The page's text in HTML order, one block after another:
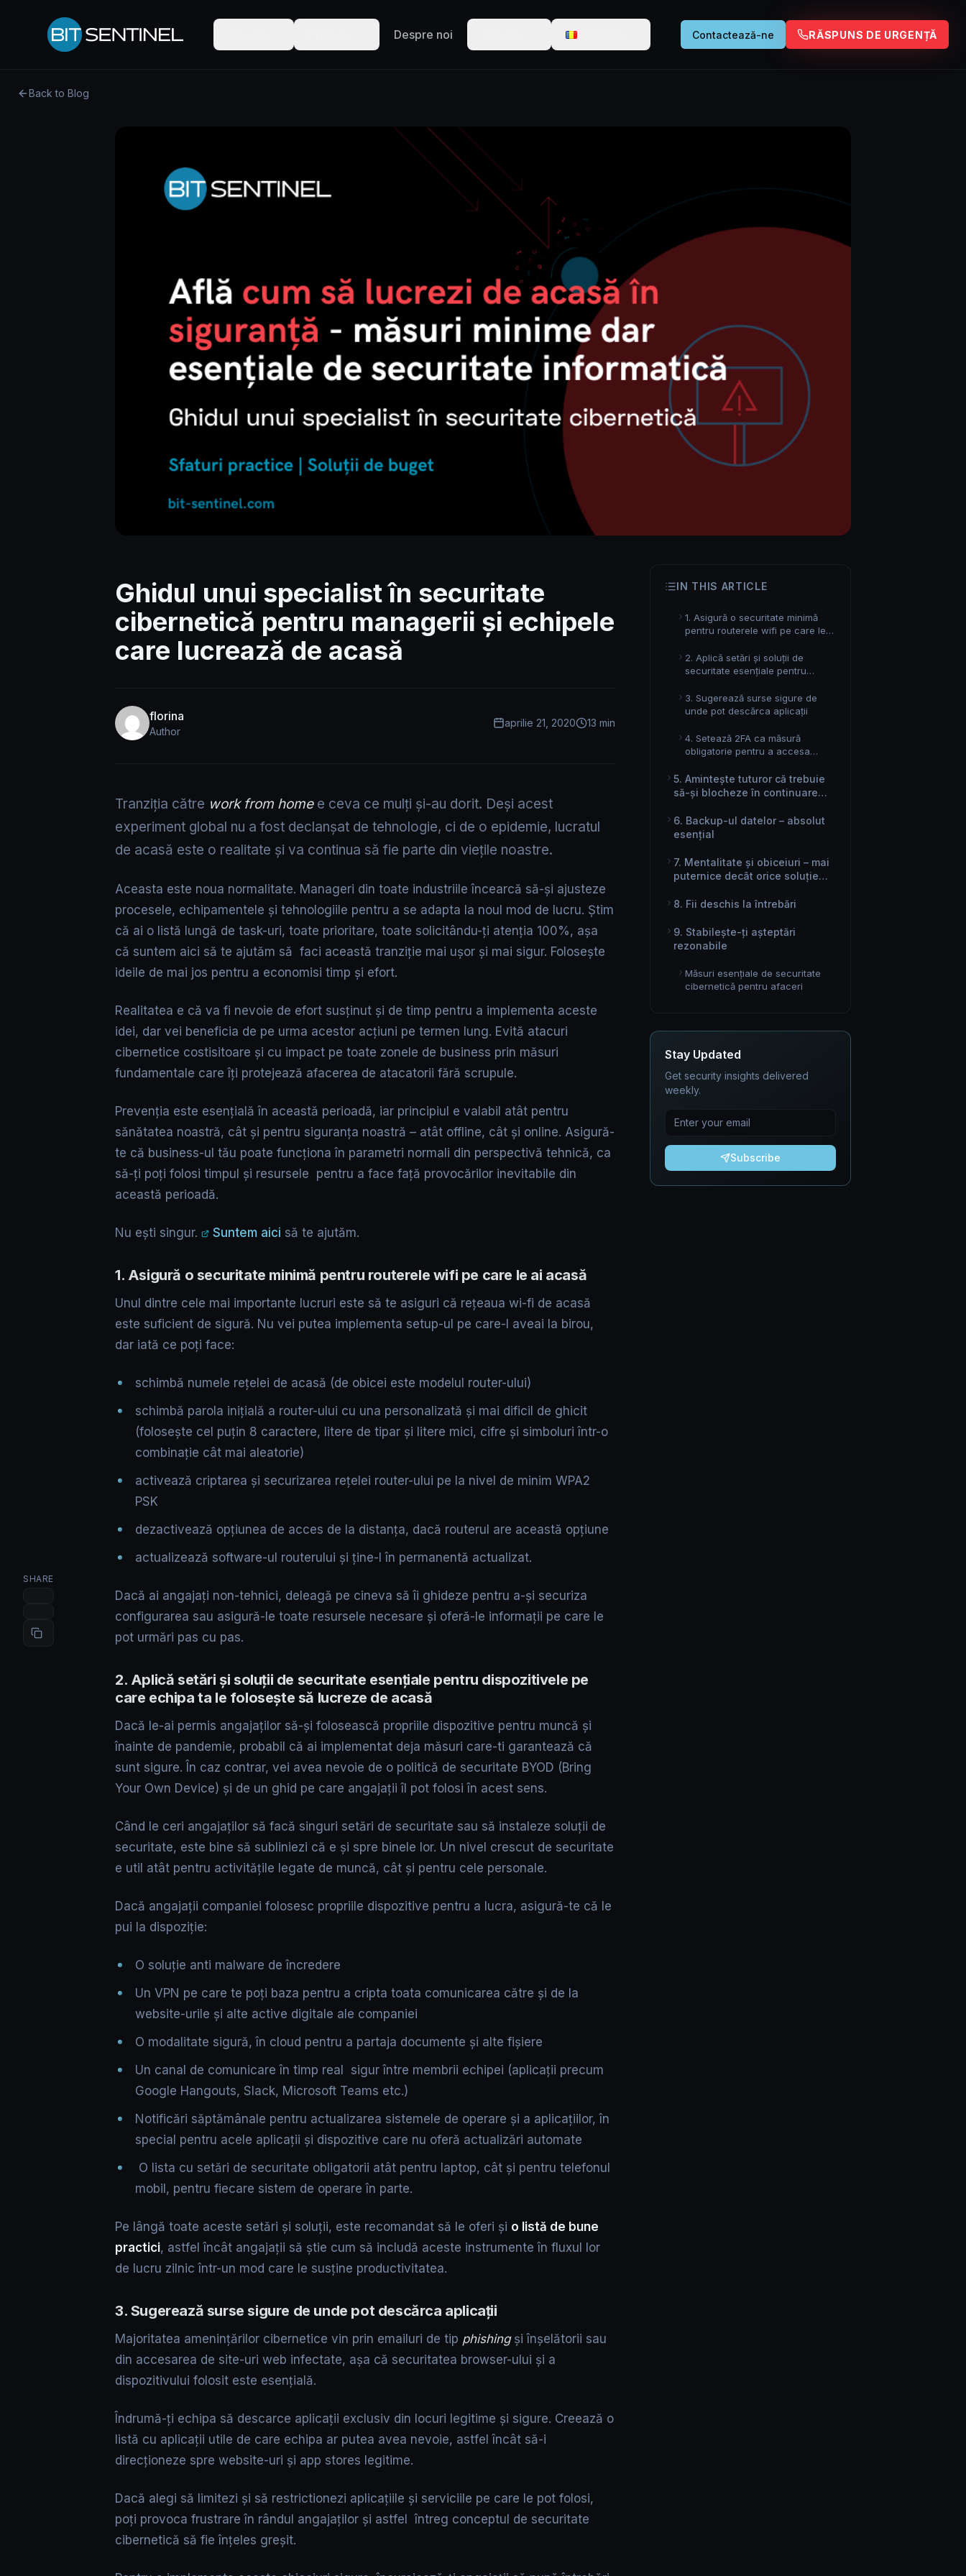
Despre noi Contactează-ne RĂSPUNS DE URGENȚĂ
Back to Blog
Ghidul unui specialist în securitate
cibernetică pentru managerii și echipele
care lucrează de acasă
florina
Author
aprilie 21, 2020 13 min
SHARE
Tranziția către work from homee ceva ce mulți și-au dorit. Deși acest
experiment global nu a fost declanșat de tehnologie, ci de o epidemie, lucratul
de acasă este o realitate și va continua să fie parte din viețile noastre.
Aceasta este noua normalitate. Manageri din toate industriile încearcă să-și ajusteze
procesele, echipamentele și tehnologiile pentru a se adapta la noul mod de lucru. Știm
că ai o listă lungă de task-uri, toate prioritare, toate solicitându-ți atenția 100%, așa
că suntem aici să te ajutăm să faci această tranziție mai ușor și mai sigur. Folosește
ideile de mai jos pentru a economisi timp și efort.
Realitatea e că va fi nevoie de efort susținut și de timp pentru a implementa aceste
idei, dar vei beneficia de pe urma acestor acțiuni pe termen lung. Evită atacuri
cibernetice costisitoare și cu impact pe toate zonele de business prin măsuri
fundamentale care îți protejează afacerea de atacatorii fără scrupule.
Prevenția este esențială în această perioadă, iar principiul e valabil atât pentru
sănătatea noastră, cât și pentru siguranța noastră – atât offline, cât și online. Asigură-
te că business-ul tău poate funcționa în parametri normali din perspectivă tehnică, ca
să-ți poți folosi timpul și resursele pentru a face față provocărilor inevitabile din
această perioadă.
Nu ești singur. Suntem aici să te ajutăm.
1. Asigură o securitate minimă pentru routerele wifi pe care le ai acasă
Unul dintre cele mai importante lucruri este să te asiguri că rețeaua wi-fi de acasă
este suficient de sigură. Nu vei putea implementa setup-ul pe care-l aveai la birou,
dar iată ce poți face:
schimbă numele rețelei de acasă (de obicei este modelul router-ului)
schimbă parola inițială a router-ului cu una personalizată și mai dificil de ghicit
(folosește cel puțin 8 caractere, litere de tipar și litere mici, cifre și simboluri într-o
combinație cât mai aleatorie)
activează criptarea și securizarea rețelei router-ului pe la nivel de minim WPA2
PSK
dezactivează opțiunea de acces de la distanța, dacă routerul are această opțiune
actualizează software-ul routerului și ține-l în permanentă actualizat.
Dacă ai angajați non-tehnici, deleagă pe cineva să îi ghideze pentru a-și securiza
configurarea sau asigură-le toate resursele necesare și oferă-le informații pe care le
pot urmări pas cu pas.
2. Aplică setări și soluții de securitate esențiale pentru dispozitivele pe
care echipa ta le folosește să lucreze de acasă
Dacă le-ai permis angajaților să-și folosească propriile dispozitive pentru muncă și
înainte de pandemie, probabil că ai implementat deja măsuri care-ti garantează că
sunt sigure. În caz contrar, vei avea nevoie de o politică de securitate BYOD (Bring
Your Own Device) și de un ghid pe care angajații îl pot folosi în acest sens.
Când le ceri angajaților să facă singuri setări de securitate sau să instaleze soluții de
securitate, este bine să subliniezi că e și spre binele lor. Un nivel crescut de securitate
e util atât pentru activitățile legate de muncă, cât și pentru cele personale.
Dacă angajații companiei folosesc propriile dispozitive pentru a lucra, asigură-te că le
pui la dispoziție:
O soluție anti malware de încredere
Un VPN pe care te poți baza pentru a cripta toata comunicarea către și de la
website-urile și alte active digitale ale companiei
O modalitate sigură, în cloud pentru a partaja documente și alte fișiere
Un canal de comunicare în timp real sigur între membrii echipei (aplicații precum
Google Hangouts, Slack, Microsoft Teams etc.)
Notificări săptămânale pentru actualizarea sistemele de operare și a aplicațiilor, în
special pentru acele aplicații și dispozitive care nu oferă actualizări automate
O lista cu setări de securitate obligatorii atât pentru laptop, cât și pentru telefonul
mobil, pentru fiecare sistem de operare în parte.
Pe lângă toate aceste setări și soluții, este recomandat să le oferi și o listă de bune
practici, astfel încât angajații să știe cum să includă aceste instrumente în fluxul lor
de lucru zilnic într-un mod care le susține productivitatea.
3. Sugerează surse sigure de unde pot descărca aplicații
Majoritatea amenințărilor cibernetice vin prin emailuri de tip phishingși înșelătorii sau
din accesarea de site-uri web infectate, așa că securitatea browser-ului și a
dispozitivului folosit este esențială.
Îndrumă-ți echipa să descarce aplicații exclusiv din locuri legitime și sigure. Creează o
listă cu aplicații utile de care echipa ar putea avea nevoie, astfel încât să-i
direcționeze spre website-uri și app stores legitime.
Dacă alegi să limitezi și să restrictionezi aplicațiile și serviciile pe care le pot folosi,
poți provoca frustrare în rândul angajaților și astfel întreg conceptul de securitate
cibernetică să fie înțeles greșit.
IN THIS ARTICLE
1. Asigură o securitate minimă
pentru routerele wifi pe care le
2. Aplică setări și soluții de
securitate esențiale pentru
folosește să lucreze de acasă
3. Sugerează surse sigure de
unde pot descărca aplicații
4. Setează 2FA ca măsură
obligatorie pentru a accesa
5. Amintește tuturor că trebuie
să-și blocheze în continuare
6. Backup-ul datelor – absolut
esențial
7. Mentalitate și obiceiuri – mai
puternice decât orice soluție
8. Fii deschis la întrebări
9. Stabilește-ți așteptări
rezonabile
Măsuri esențiale de securitate
cibernetică pentru afaceri
Stay Updated
Get security insights delivered
weekly.
Subscribe